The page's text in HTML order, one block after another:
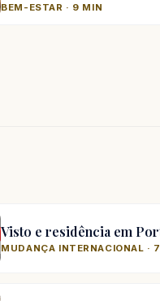
BEM-ESTAR · 9 MIN
Visto e residência em
MUDANÇA INTERNACIONAL ·